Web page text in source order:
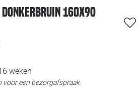
160x90
weken
een bezorgafspraak